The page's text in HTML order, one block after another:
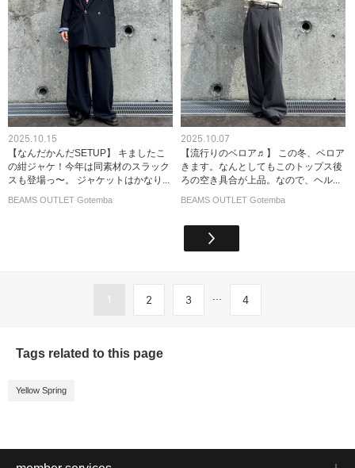
2025.10.15
【なんだかんだSETUP】 キましたこ
の紺ジャケ！今年は同素材のスラック
スも登場っ〜。 ジャケットはかなり...
BEAMS OUTLET Gotemba
2025.10.07
【流行りのベロア♬】 この冬、ベロア
きます。なんとしてもこのトップス後
ろの空き具合が上品。なので、ヘル...
BEAMS OUTLET Gotemba
1 2 3 ... 4
Tags related to this page
Yellow Spring